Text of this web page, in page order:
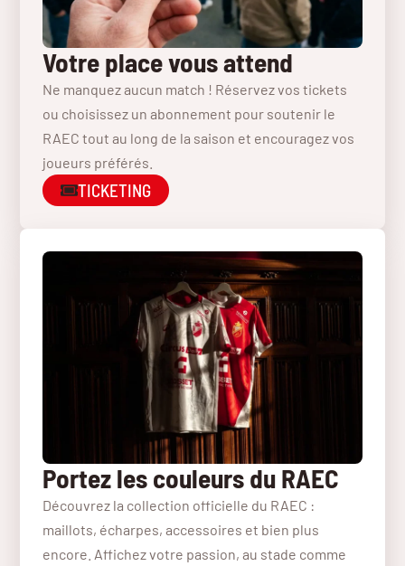
Votre place vous attend
Ne manquez aucun match ! Réservez vos tickets
ou choisissez un abonnement pour soutenir le
RAEC tout au long de la saison et encouragez vos
joueurs préférés.
TICKETING
Portez les couleurs du RAEC
Découvrez la collection officielle du RAEC :
maillots, écharpes, accessoires et bien plus
encore. Affichez votre passion, au stade comme